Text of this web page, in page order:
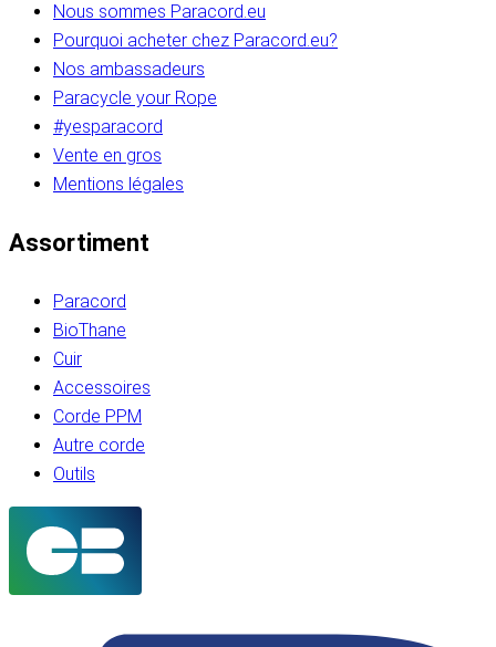
Nous sommes Paracord.eu
Pourquoi acheter chez Paracord.eu?
Nos ambassadeurs
Paracycle your Rope
#yesparacord
Vente en gros
Mentions légales
Assortiment
Paracord
BioThane
Cuir
Accessoires
Corde PPM
Autre corde
Outils